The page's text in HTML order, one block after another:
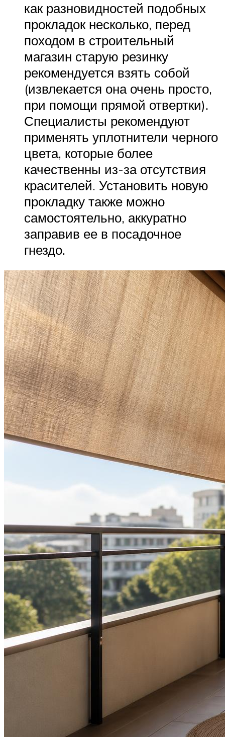
как разновидностей подобных
прокладок несколько, перед
походом в строительный
магазин старую резинку
рекомендуется взять собой
(извлекается она очень просто,
при помощи прямой отвертки).
Специалисты рекомендуют
применять уплотнители черного
цвета, которые более
качественны из-за отсутствия
красителей. Установить новую
прокладку также можно
самостоятельно, аккуратно
заправив ее в посадочное
гнездо.